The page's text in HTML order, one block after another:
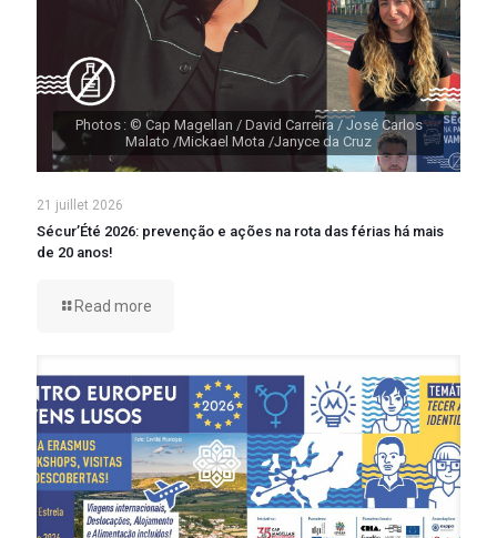
Photos : © Cap Magellan / David Carreira / José Carlos
Malato /Mickael Mota /Janyce da Cruz
21 juillet 2026
Sécur’Été 2026: prevenção e ações na rota das férias há mais
de 20 anos!
Read more